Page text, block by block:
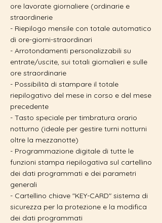
ore lavorate giornaliere (ordinarie e
straordinerie
- Riepilogo mensile con totale automatico
di ore-giorni-straordinari
- Arrotondamenti personalizzabili su
entrate/uscite, sui totali giornalieri e sulle
ore straordinarie
- Possibilità di stampare il totale
riepilogativo del mese in corso e del mese
precedente
- Tasto speciale per timbratura orario
notturno (ideale per gestire turni notturni
oltre la mezzanotte)
- Programmazione digitale di tutte le
funzioni stampa riepilogativa sul cartellino
dei dati programmati e dei parametri
generali
- Cartellino chiave "KEY-CARD" sistema di
sicurezza per la protezione e la modifica
dei dati programmati